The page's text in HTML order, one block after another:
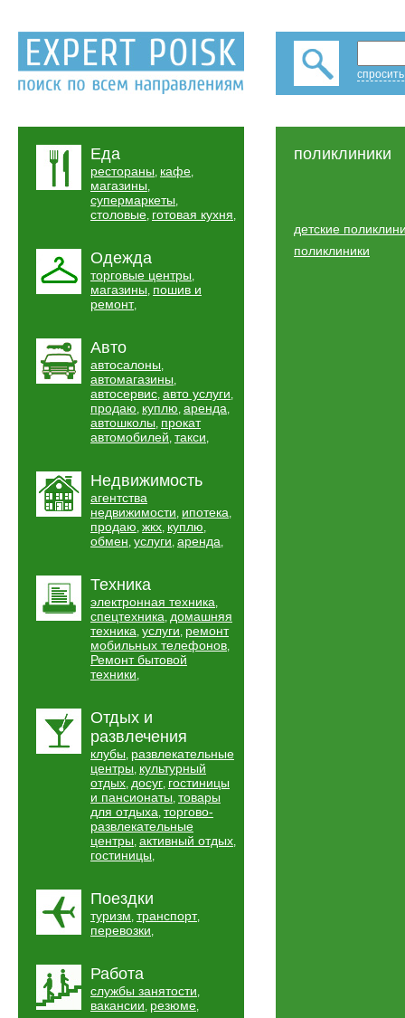
Еда
рестораны, кафе,
магазины,
супермаркеты,
столовые, готовая кухня,
Одежда
торговые центры,
магазины, пошив и
ремонт,
Авто
автосалоны,
автомагазины,
автосервис, авто услуги,
продаю, куплю, аренда,
автошколы, прокат
автомобилей, такси,
Недвижимость
агентства
недвижимости, ипотека,
продаю, жкх, куплю,
обмен, услуги, аренда,
Техника
электронная техника,
спецтехника, домашняя
техника, услуги, ремонт
мобильных телефонов,
Ремонт бытовой
техники,
Отдых и
развлечения
клубы, развлекательные
центры, культурный
отдых, досуг, гостиницы
и пансионаты, товары
для отдыха, торгово-
развлекательные
центры, активный отдых,
гостиницы,
Поездки
туризм, транспорт,
перевозки,
Работа
службы занятости,
вакансии, резюме,
поликлиники
детские
поликлиники